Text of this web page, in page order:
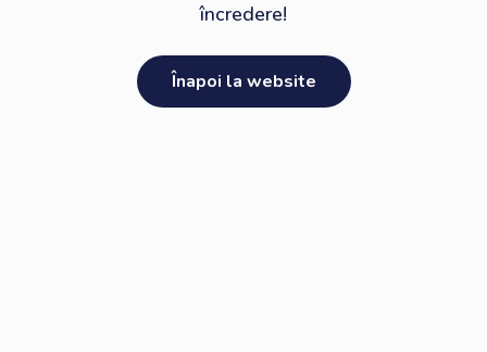
încredere!
Înapoi la website